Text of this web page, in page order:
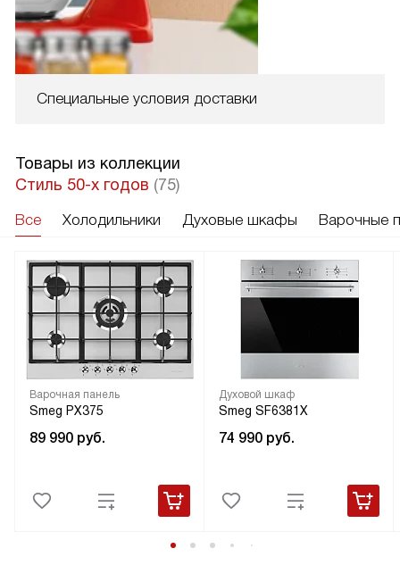
Специальные условия доставки
Товары из коллекции
Стиль 50-х годов (75)
Все Холодильники Духовые шкафы Варочные
Варочная панель
Smeg PX375
89 990 руб.
Духовой шкаф
Smeg SF6381X
74 990 руб.